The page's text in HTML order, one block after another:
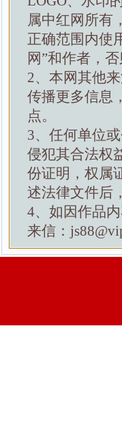
属中红网所有
正确范围内使
网”和作者，
2、本网其他
传播更多信息
点。
3、任何单位
侵犯其合法权
份证明，权属
述法律文件后
4、如因作品
来信：